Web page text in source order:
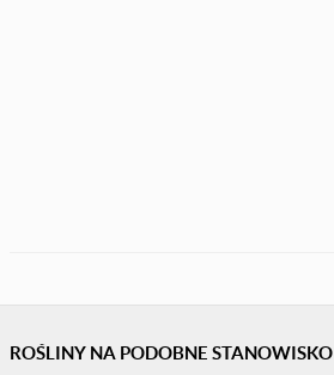
ROŚLINY NA PODOBNE STANOWISKO